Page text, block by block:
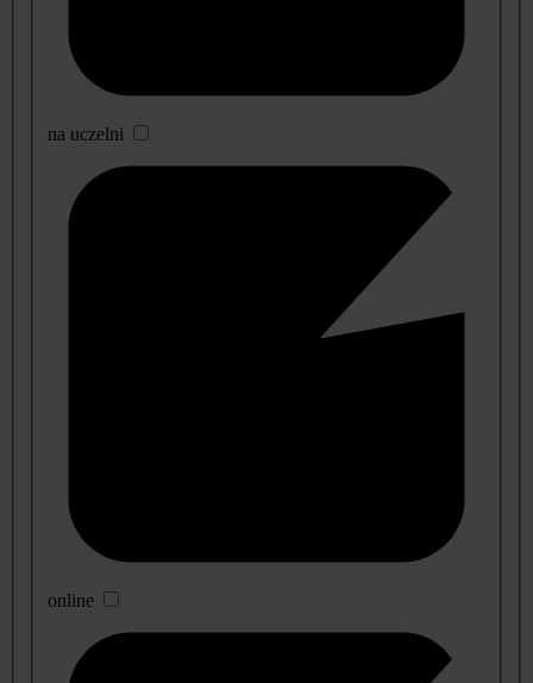
na uczelni
online